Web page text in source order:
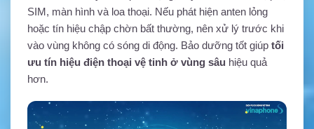
SIM, màn hình và loa thoại. Nếu phát hiện anten lỏng
hoặc tín hiệu chập chờn bất thường, nên xử lý trước khi
vào vùng không có sóng di động. Bảo dưỡng tốt giúp tối
ưu tín hiệu điện thoại vệ tinh ở vùng sâu hiệu quả
hơn.